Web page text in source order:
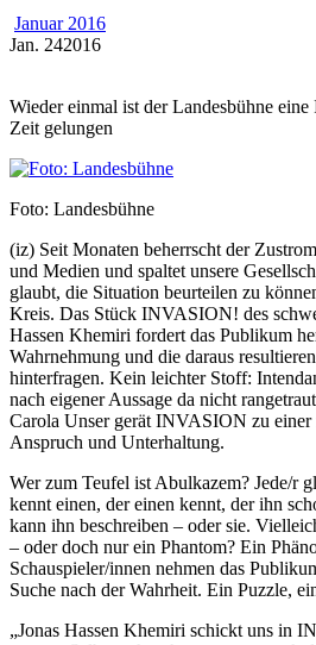
Januar 2016
Jan. 242016
Wieder einmal ist der Landesbühne
Zeit gelungen
Foto: Landesbühne
(iz) Seit Monaten beherrscht der
und Medien und spaltet unsere
glaubt, die Situation beurteilen zu
Kreis. Das Stück INVASION! des
Hassen Khemiri fordert das Publikum
Wahrnehmung und die daraus
hinterfragen. Kein leichter Stoff:
nach eigener Aussage da nicht
Carola Unser gerät INVASION zu einer
Anspruch und Unterhaltung.
Wer zum Teufel ist Abulkazem? Jede/r
kennt einen, der einen kennt, der ihn
kann ihn beschreiben – oder sie.
– oder doch nur ein Phantom? Ein
Schauspieler/innen nehmen das
Suche nach der Wahrheit. Ein Puzzle,
„Jonas Hassen Khemiri schickt uns in